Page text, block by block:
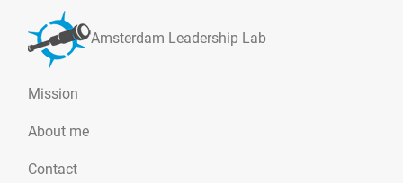
Amsterdam Leadership Lab
Mission
About me
Contact